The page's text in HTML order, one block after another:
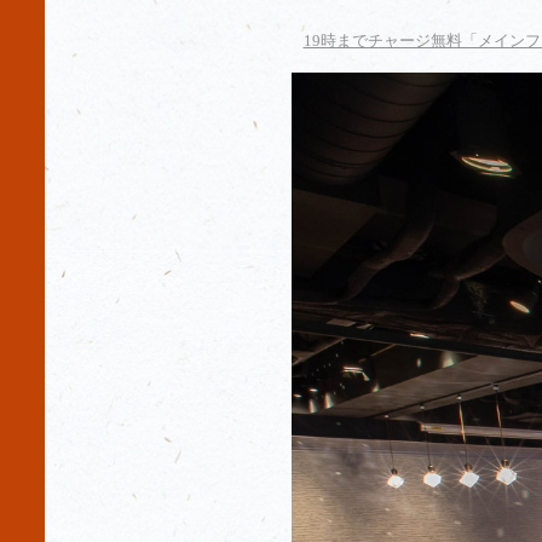
19時までチャージ無料「メイン